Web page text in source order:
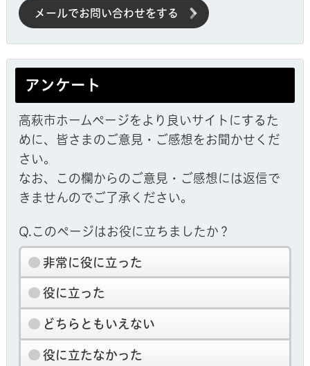
メールでお問い合わせをする
アンケート
高萩市ホームページをより良いサイトにするた
めに、皆さまのご意見・ご感想をお聞かせくだ
さい。
なお、この欄からのご意見・ご感想には返信で
きませんのでご了承ください。
Q.このページはお役に立ちましたか？
非常に役に立った
役に立った
どちらともいえない
役に立たなかった